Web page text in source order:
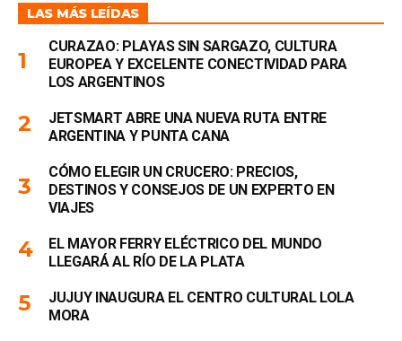
LAS MÁS LEÍDAS
CURAZAO: PLAYAS SIN SARGAZO, CULTURA
EUROPEA Y EXCELENTE CONECTIVIDAD PARA
LOS ARGENTINOS
JETSMART ABRE UNA NUEVA RUTA ENTRE
ARGENTINA Y PUNTA CANA
CÓMO ELEGIR UN CRUCERO: PRECIOS,
DESTINOS Y CONSEJOS DE UN EXPERTO EN
VIAJES
EL MAYOR FERRY ELÉCTRICO DEL MUNDO
LLEGARÁ AL RÍO DE LA PLATA
JUJUY INAUGURA EL CENTRO CULTURAL LOLA
MORA